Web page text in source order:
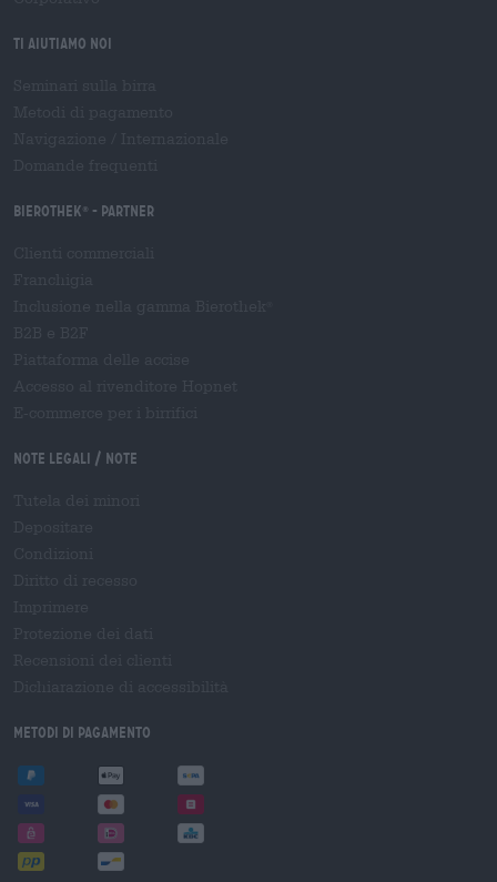
Ti aiutiamo noi
Bierothek ® - Partner
Note legali / Note
Metodi di pagamento